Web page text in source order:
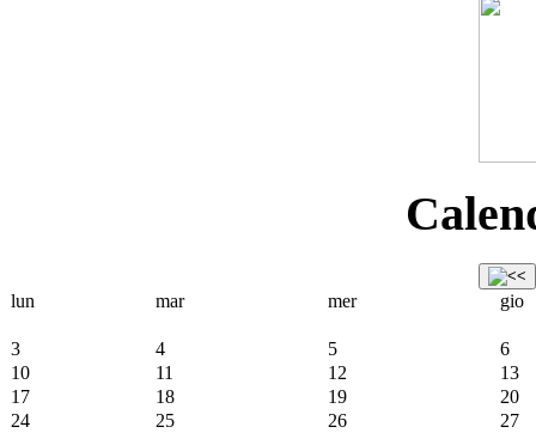
lun
mar mer gio
3 4 5
6
10
11 12
13
17
18 19
20
24
25 26
27